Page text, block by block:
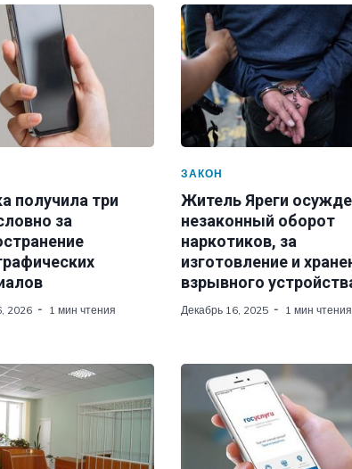
получила три
за
2026 1 мин чтения
ЗАКОН
Житель Яреги
незаконный оборот
наркотиков, за
изготовление и
взрывного
Декабрь 16, 2025 1 мин чтения